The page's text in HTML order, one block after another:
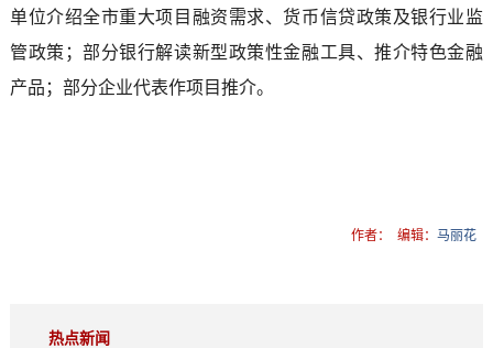
单位介绍全市重大项目融资需求、货币信贷政策及银行业监
管政策；部分银行解读新型政策性金融工具、推介特色金融
产品；部分企业代表作项目推介。
作者： 编辑：马丽花
热点新闻